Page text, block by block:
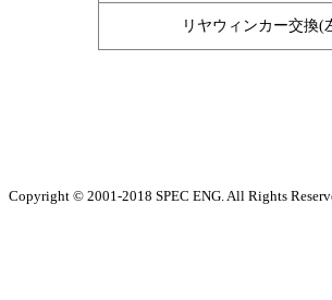
リヤウィンカー交換(
Copyright © 2001-2018 SPEC ENG. All Rights